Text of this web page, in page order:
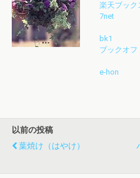
楽天ブック
7net
bk1
ブックオフ
e-hon
以前の投稿
葉焼け（はやけ）